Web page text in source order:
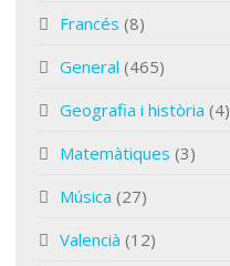
Francés (8)
General (465)
Geografia i història (4)
Matemàtiques (3)
Música (27)
Valencià (12)